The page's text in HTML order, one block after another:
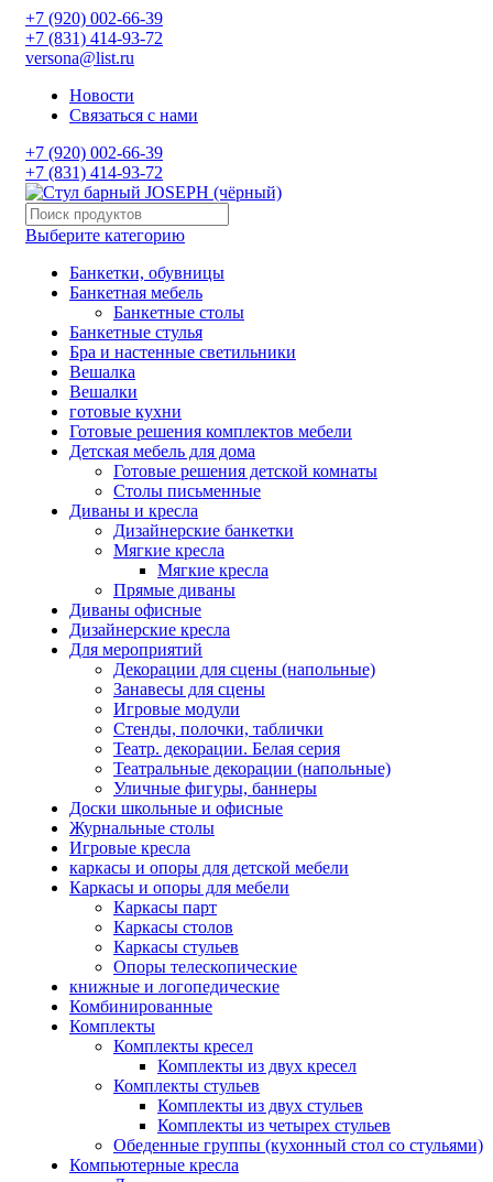
+7 (920) 002-66-39
+7 (831) 414-93-72
versona@list.ru
Новости
Связаться с нами
+7 (920) 002-66-39
+7 (831) 414-93-72
Выберите категорию
Банкетки, обувницы
Банкетная мебель
Банкетные столы
Банкетные стулья
Бра и настенные светильники
Вешалка
Вешалки
готовые кухни
Готовые решения комплектов мебели
Детская мебель для дома
Готовые решения детской комнаты
Столы письменные
Диваны и кресла
Дизайнерские банкетки
Мягкие кресла
Мягкие кресла
Прямые диваны
Диваны офисные
Дизайнерские кресла
Для мероприятий
Декорации для сцены (напольные)
Занавесы для сцены
Игровые модули
Стенды, полочки, таблички
Театр. декорации. Белая серия
Театральные декорации (напольные)
Уличные фигуры, баннеры
Доски школьные и офисные
Журнальные столы
Игровые кресла
каркасы и опоры для детской мебели
Каркасы и опоры для мебели
Каркасы парт
Каркасы столов
Каркасы стульев
Опоры телескопические
книжные и логопедические
Комбинированные
Комплекты
Комплекты кресел
Комплекты из двух кресел
Комплекты стульев
Комплекты из двух стульев
Комплекты из четырех стульев
Обеденные группы (кухонный стол со стульями)
Компьютерные кресла